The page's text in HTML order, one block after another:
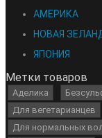
АМЕРИКА
НОВАЯ
ЯПОНИЯ
Метки товаров
Аделика
Для вегетарианцев
Для нормальных